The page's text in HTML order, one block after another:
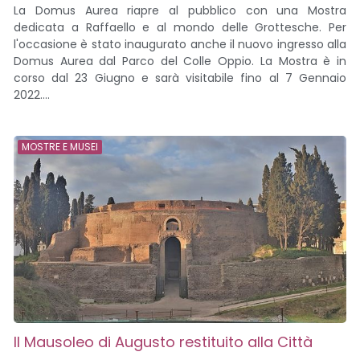
La Domus Aurea riapre al pubblico con una Mostra
dedicata a Raffaello e al mondo delle Grottesche. Per
l'occasione è stato inaugurato anche il nuovo ingresso alla
Domus Aurea dal Parco del Colle Oppio. La Mostra è in
corso dal 23 Giugno e sarà visitabile fino al 7 Gennaio
2022....
MOSTRE E MUSEI
Il Mausoleo di Augusto restituito alla Città